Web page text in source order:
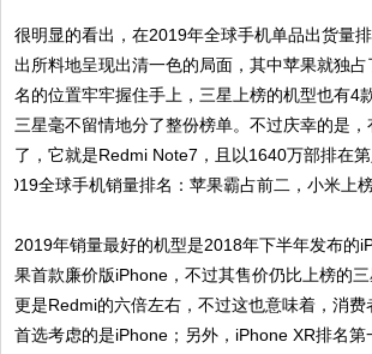
很明显的看出，在2019年全球手机单品出货量
出所料地呈现出清一色的局面，其中苹果就独
名的位置牢牢握住手上，三星上榜的机型也有4
三星毫不留情地分了整份榜单。不过庆幸的是
了，它就是Redmi Note7，且以1640万部排在第
2019年销量最好的机型是2018年下半年发布的
果首款廉价版iPhone，不过其售价仍比上榜的三
更是Redmi的六倍左右，不过这也意味着，消费
首选考虑的是iPhone；另外，iPhone XR排名第